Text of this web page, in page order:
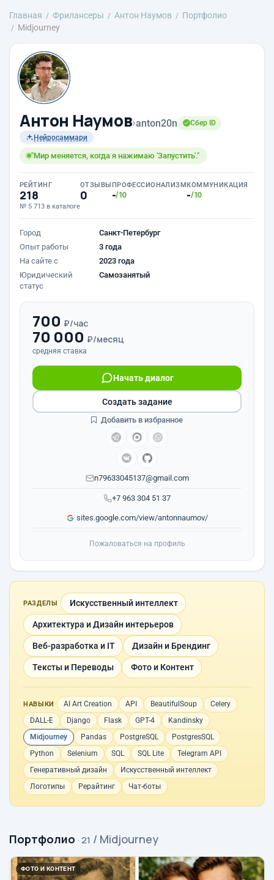
Главная Фрилансеры Антон Наумов
Портфолио
Midjourney
Антон Наумов›anton20n
Сбер ID
Нейросаммари
"Мир меняется, когда я нажимаю 'Запустить'."
РЕЙТИНГ
218
№ 5 713 в каталоге
ОТЗЫВЫ
0
ПРОФЕССИОНАЛИЗМ
-/10
КОММУНИКАЦИЯ
-/10
Город
Санкт-Петербург
Опыт работы
3 года
На сайте с
2023 года
Юридический
статус
Самозанятый
700 ₽/час
70 000 ₽/месяц
средняя ставка
+7 963 304 51 37
Начать диалог
n79633045137@gmail.com
sites.google.com/view/antonnaumov/
Создать задание
Добавить в избранное
Пожаловаться на профиль
РАЗДЕЛЫ Искусственный интеллект
Архитектура и Дизайн интерьеров
Веб-разработка и IT Дизайн и Брендинг
Тексты и Переводы Фото и Контент
НАВЫКИ AI Art Creation API BeautifulSoup
Celery
DALL-E
Django Flask GPT-4
Kandinsky
Midjourney
Pandas PostgreSQL
PostgresSQL
Python
Selenium SQL SQL Lite
Telegram API
Генеративный дизайн
Искусственный интеллект
Логотипы
Рерайтинг Чат-боты
Портфолио · 21 / Midjourney
ФОТО И КОНТЕНТ